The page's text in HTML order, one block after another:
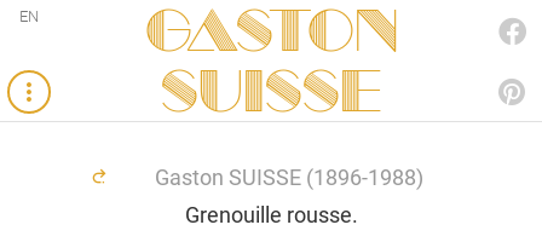
Gaston
SUISSE
EN
Gaston SUISSE (1896-1988)
Grenouille rousse.